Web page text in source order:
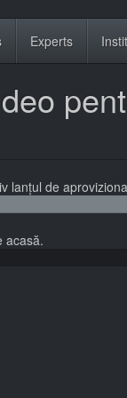
Experts
lanțul de
acasă.